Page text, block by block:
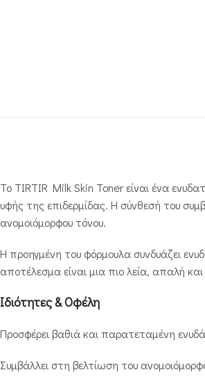
Το TIRTIR Milk Skin Toner είναι ένα
υφής της επιδερμίδας. Η σύνθεσή του
ανομοιόμορφου τόνου.
Η προηγμένη του φόρμουλα συνδυάζει
αποτέλεσμα είναι μια πιο λεία, απαλή
Ιδιότητες & Οφέλη
Προσφέρει βαθιά και παρατεταμένη
Συμβάλλει στη βελτίωση του